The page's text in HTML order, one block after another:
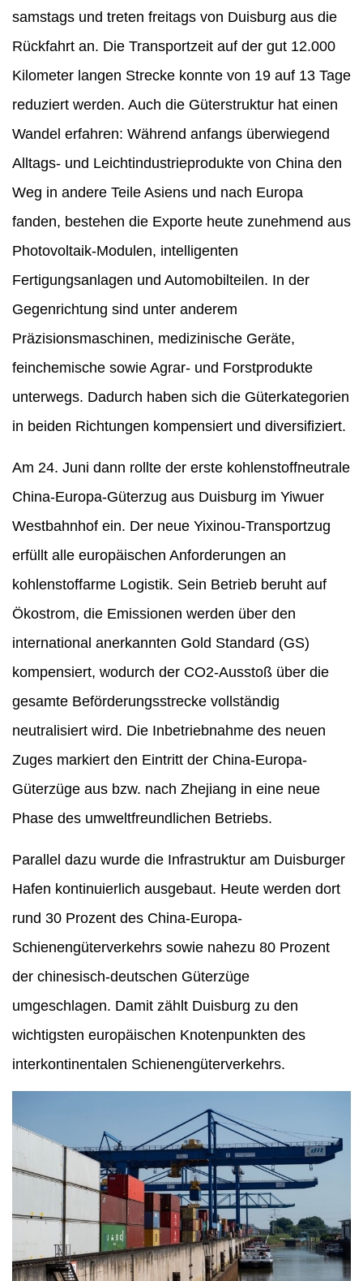
samstags und treten freitags von Duisburg aus die
Rückfahrt an. Die Transportzeit auf der gut 12.000
Kilometer langen Strecke konnte von 19 auf 13 Tage
reduziert werden. Auch die Güterstruktur hat einen
Wandel erfahren: Während anfangs überwiegend
Alltags- und Leichtindustrieprodukte von China den
Weg in andere Teile Asiens und nach Europa
fanden, bestehen die Exporte heute zunehmend aus
Photovoltaik-Modulen, intelligenten
Fertigungsanlagen und Automobilteilen. In der
Gegenrichtung sind unter anderem
Präzisionsmaschinen, medizinische Geräte,
feinchemische sowie Agrar- und Forstprodukte
unterwegs. Dadurch haben sich die Güterkategorien
in beiden Richtungen kompensiert und diversifiziert.
Am 24. Juni dann rollte der erste kohlenstoffneutrale
China-Europa-Güterzug aus Duisburg im Yiwuer
Westbahnhof ein. Der neue Yixinou-Transportzug
erfüllt alle europäischen Anforderungen an
kohlenstoffarme Logistik. Sein Betrieb beruht auf
Ökostrom, die Emissionen werden über den
international anerkannten Gold Standard (GS)
kompensiert, wodurch der CO2-Ausstoß über die
gesamte Beförderungsstrecke vollständig
neutralisiert wird. Die Inbetriebnahme des neuen
Zuges markiert den Eintritt der China-Europa-
Güterzüge aus bzw. nach Zhejiang in eine neue
Phase des umweltfreundlichen Betriebs.
Parallel dazu wurde die Infrastruktur am Duisburger
Hafen kontinuierlich ausgebaut. Heute werden dort
rund 30 Prozent des China-Europa-
Schienengüterverkehrs sowie nahezu 80 Prozent
der chinesisch-deutschen Güterzüge
umgeschlagen. Damit zählt Duisburg zu den
wichtigsten europäischen Knotenpunkten des
interkontinentalen Schienengüterverkehrs.